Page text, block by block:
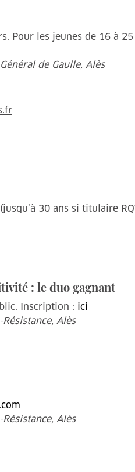
Pour les jeunes de 16 à
de Gaulle, Alès
30 ans si titulaire
: le duo gagnant
Inscription : ici
Alès
Alès